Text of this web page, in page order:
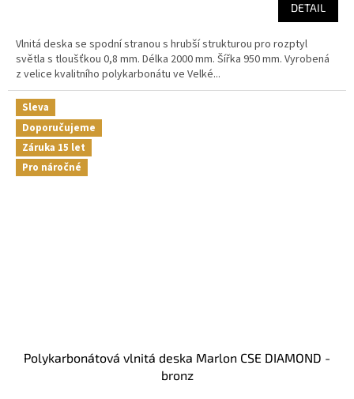
DETAIL
Vlnitá deska se spodní stranou s hrubší strukturou pro rozptyl
světla s tloušťkou 0,8 mm. Délka 2000 mm. Šířka 950 mm. Vyrobená
z velice kvalitního polykarbonátu ve Velké...
Sleva
Doporučujeme
Záruka 15 let
Pro náročné
Polykarbonátová vlnitá deska Marlon CSE DIAMOND -
bronz